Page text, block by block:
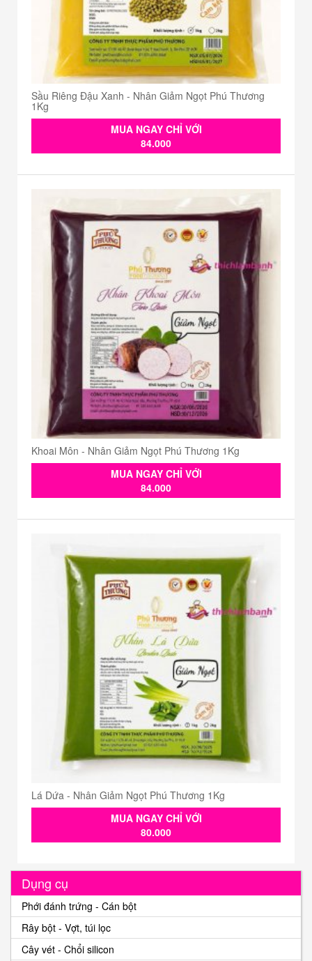
Sầu Riêng Đậu Xanh - Nhân Giảm Ngọt Phú Thương
1Kg
MUA NGAY CHỈ VỚI
84.000
Khoai Môn - Nhân Giảm Ngọt Phú Thương 1Kg
MUA NGAY CHỈ VỚI
84.000
Lá Dứa - Nhân Giảm Ngọt Phú Thương 1Kg
MUA NGAY CHỈ VỚI
80.000
Dụng cụ
Phới đánh trứng - Cán bột
Rây bột - Vợt, túi lọc
Cây vét - Chổi silicon